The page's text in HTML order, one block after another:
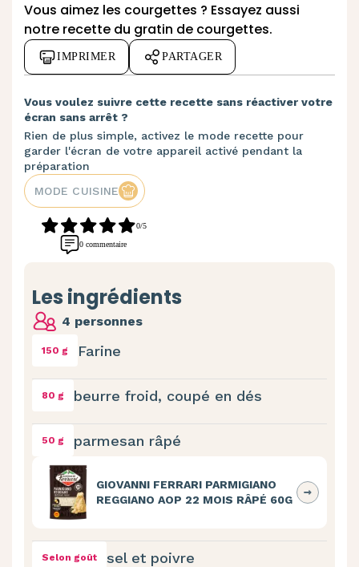
Vous aimez les courgettes ? Essayez aussi
notre recette du gratin de courgettes.
IMPRIMER PARTAGER
Vous voulez suivre cette recette sans réactiver votre
écran sans arrêt ?
Rien de plus simple, activez le mode recette pour
garder l'écran de votre appareil activé pendant la
préparation
MODE CUISINE
0/5
0 commentaire
Les ingrédients
4 personnes
150 g Farine
80 g beurre froid, coupé en dés
50 g parmesan râpé
GIOVANNI FERRARI PARMIGIANO
REGGIANO AOP 22 MOIS RÂPÉ 60G
Selon goût sel et poivre